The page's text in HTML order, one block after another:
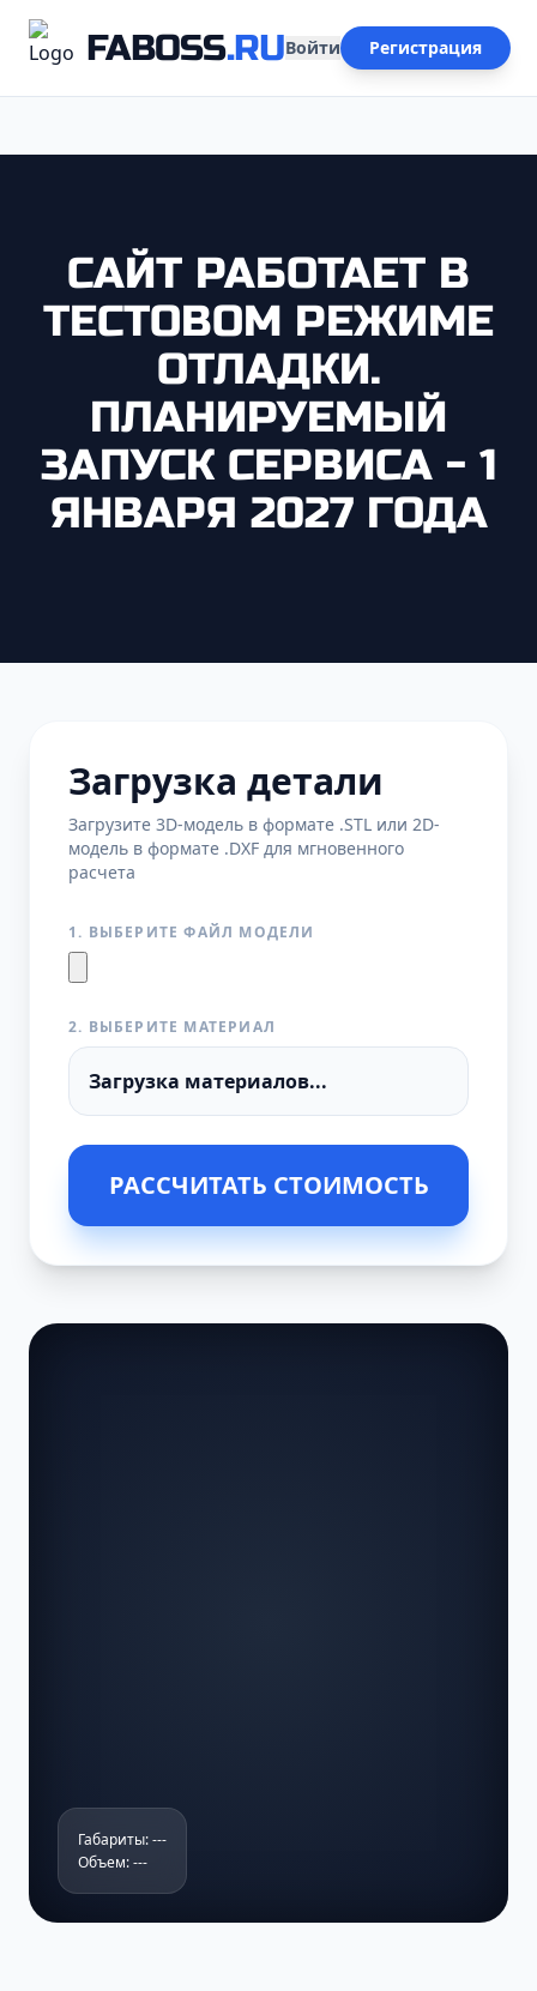
FABOSS.RUВойти Регистрация
САЙТ РАБОТАЕТ В
ТЕСТОВОМ РЕЖИМЕ
ОТЛАДКИ.
ПЛАНИРУЕМЫЙ
ЗАПУСК СЕРВИСА - 1
ЯНВАРЯ 2027 ГОДА
Загрузка детали
Загрузите 3D-модель в формате .STL или 2D-
модель в формате .DXF для мгновенного
расчета
1. ВЫБЕРИТЕ ФАЙЛ МОДЕЛИ
2. ВЫБЕРИТЕ МАТЕРИАЛ
РАССЧИТАТЬ СТОИМОСТЬ
Габариты: ---
Объем: ---